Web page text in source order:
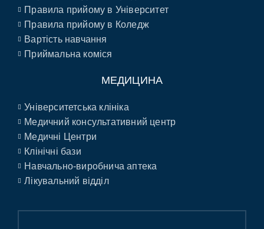
Правила прийому в Університет
Правила прийому в Коледж
Вартість навчання
Приймальна коміся
МЕДИЦИНА
Університетська клініка
Медичний консультативний центр
Медичні Центри
Клінічні бази
Навчально-виробнича аптека
Лікувальний відділ